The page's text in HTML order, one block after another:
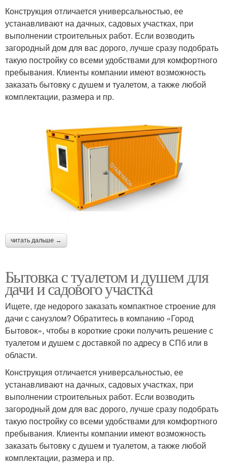
Конструкция отличается универсальностью, ее
устанавливают на дачных, садовых участках, при
выполнении строительных работ. Если возводить
загородный дом для вас дорого, лучше сразу подобрать
такую постройку со всеми удобствами для комфортного
пребывания. Клиенты компании имеют возможность
заказать бытовку с душем и туалетом, а также любой
комплектации, размера и пр.
читать дальше →
Бытовка с туалетом и душем для
дачи и садового участка
Ищете, где недорого заказать компактное строение для
дачи с санузлом? Обратитесь в компанию «Город
Бытовок», чтобы в короткие сроки получить решение с
туалетом и душем с доставкой по адресу в СПб или в
области.
Конструкция отличается универсальностью, ее
устанавливают на дачных, садовых участках, при
выполнении строительных работ. Если возводить
загородный дом для вас дорого, лучше сразу подобрать
такую постройку со всеми удобствами для комфортного
пребывания. Клиенты компании имеют возможность
заказать бытовку с душем и туалетом, а также любой
комплектации, размера и пр.